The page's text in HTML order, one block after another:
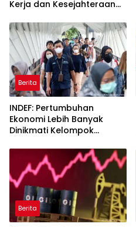
Kerja dan Kesejahteraan
Berita
INDEF: Pertumbuhan
Ekonomi Lebih Banyak
Dinikmati Kelompok
Berita